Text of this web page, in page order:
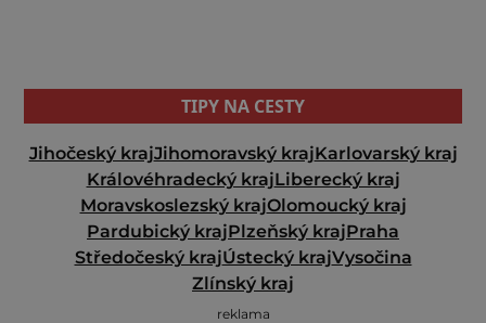
TIPY NA CESTY
Jihočeský krajJihomoravský krajKarlovarský kraj
Královéhradecký krajLiberecký kraj
Moravskoslezský krajOlomoucký kraj
Pardubický krajPlzeňský krajPraha
Středočeský krajÚstecký krajVysočina
Zlínský kraj
reklama